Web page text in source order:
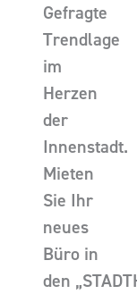
Gefragte
Trendlage
im
Herzen
der
Innenstadt.
Mieten
Sie Ihr
neues
Büro in
den